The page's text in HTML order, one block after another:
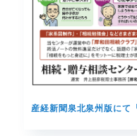
産経新聞泉北泉州版にて